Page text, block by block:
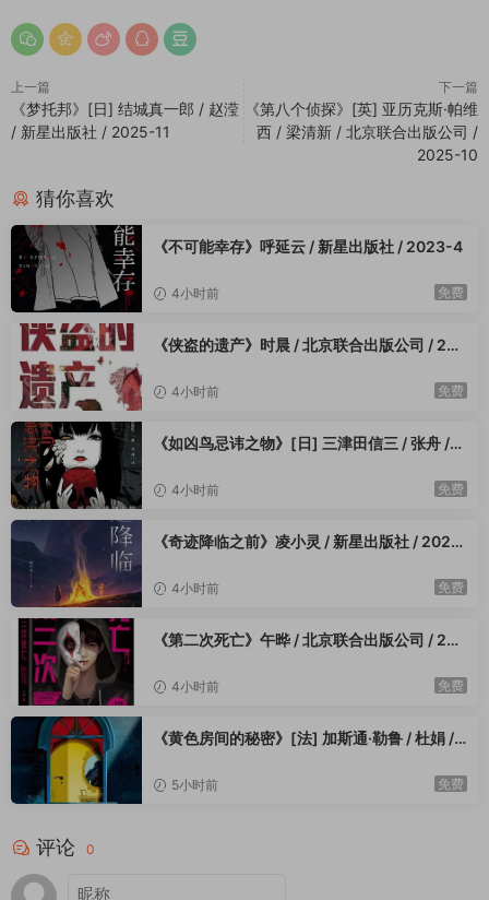
上一篇
《梦托邦》[日] 结城真一郎 / 赵滢
/ 新星出版社 / 2025-11
下一篇
《第八个侦探》[英] 亚历克斯·帕维
西 / 梁清新 / 北京联合出版公司 /
2025-10
猜你喜欢
《不可能幸存》呼延云 / 新星出版社 / 2023-4
4小时前 免费
《侠盗的遗产》时晨 / 北京联合出版公司 / 202
4小时前 免费
《如凶鸟忌讳之物》[日] 三津田信三 / 张舟 /
4小时前 免费
《奇迹降临之前》凌小灵 / 新星出版社 / 2023
4小时前 免费
《第二次死亡》午晔 / 北京联合出版公司 / 202
4小时前 免费
《黄色房间的秘密》[法] 加斯通·勒鲁 / 杜娟 /
5小时前 免费
评论 0